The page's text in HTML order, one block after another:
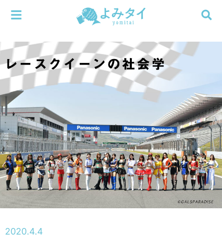
よみタイ
ホーム
新着
新刊
特集
編集部
検索する
メニューを閉じる
2020.4.4